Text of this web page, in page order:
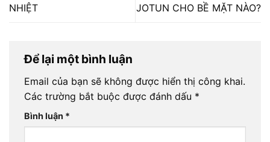
NHIỆT
JOTUN CHO BỀ MẶT NÀO?
Để lại một bình luận
Email của bạn sẽ không được hiển thị công khai.
Các trường bắt buộc được đánh dấu *
Bình luận *